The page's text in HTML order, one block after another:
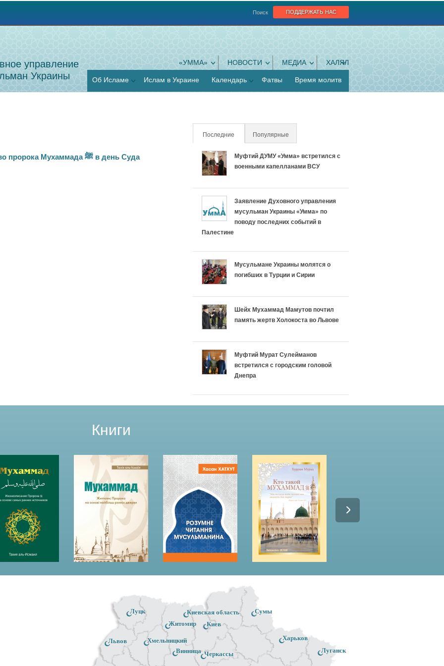
поддержать нас
Поиск
управление
Украины
«УММА» НОВОСТИ МЕДИА ХАЛЯЛ
Об Исламе Ислам в Украине Календарь Фатвы Время молитв
Заступничество пророка Мухаммада ﷺ в день Суда
Последние (активная вкладка)
Популярные
Муфтий ДУМУ «Умма» встретился с
военными капелланами ВСУ
Заявление Духовного управления
мусульман Украины «Умма» по
поводу последних событий в
Палестине
Мусульмане Украины молятся о
погибших в Турции и Сирии
Шейх Мухаммад Мамутов почтил
память жертв Холокоста во Львове
Муфтий Мурат Сулейманов
встретился с городским головой
Днепра
Книги
Черкассы
Сумы
Луганск
Киев
Киевская область
Житомир
Винница
Хмельницкий
Луцк
Львов Харьков